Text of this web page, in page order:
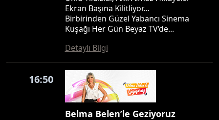
Ekran Başına Kilitliyor…
Birbirinden Güzel Yabancı Sinema
Kuşağı Her Gün Beyaz TV’de...
Detaylı Bilgi
16:50
Belma Belen’le Geziyoruz